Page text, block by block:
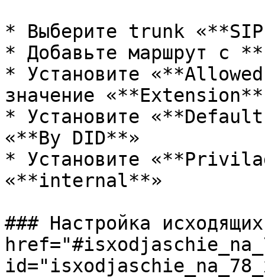
* Выберите trunk
* Добавьте маршрут с
* Установите
значение
* Установите
«**By DID**»
* Установите
«**internal**»
### Настройка